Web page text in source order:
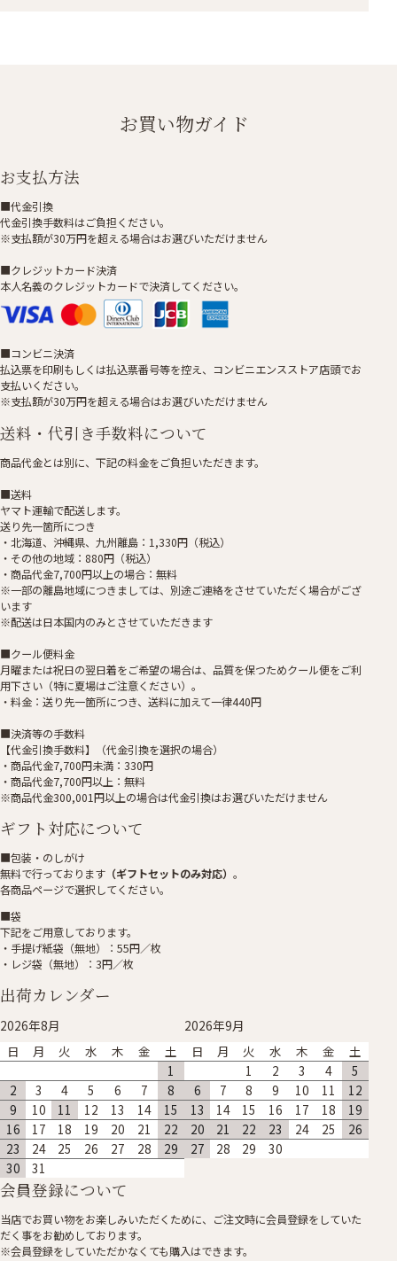
お買い物ガイド
お支払方法
■代金引換
代金引換手数料はご負担ください。
※支払額が30万円を超える場合はお選びいただけません
■クレジットカード決済
本人名義のクレジットカードで決済してください。
■コンビニ決済
払込票を印刷もしくは払込票番号等を控え、コンビニエンスストア店頭でお
支払いください。
※支払額が30万円を超える場合はお選びいただけません
送料・代引き手数料について
商品代金とは別に、下記の料金をご負担いただきます。
■送料
ヤマト運輸で配送します。
送り先一箇所につき
・北海道、沖縄県、九州離島：1,330円（税込）
・その他の地域：880円（税込）
・商品代金7,700円以上の場合：無料
※一部の離島地域につきましては、別途ご連絡をさせていただく場合がござ
います
※配送は日本国内のみとさせていただきます
■クール便料金
月曜または祝日の翌日着をご希望の場合は、品質を保つためクール便をご利
用下さい（特に夏場はご注意ください）。
・料金：送り先一箇所につき、送料に加えて一律440円
■決済等の手数料
【代金引換手数料】（代金引換を選択の場合）
・商品代金7,700円未満：330円
・商品代金7,700円以上：無料
※商品代金300,001円以上の場合は代金引換はお選びいただけません
ギフト対応について
■包装・のしがけ
無料で行っております （ギフトセットのみ対応） 。
各商品ページで選択してください。
■袋
下記をご用意しております。
・手提げ紙袋（無地）：55円／枚
・レジ袋（無地）：3円／枚
出荷カレンダー
2026年8月
日
月 火 水 木 金
土
1
2
3 4 5 6 7
8
9
10 11 12 13 14
15
16
17 18 19 20 21
22
23
24 25 26 27 28
29
30
31
2026年9月
日
月 火 水 木 金
土
1
2 3 4
5
6
7 8 9 10 11
12
13
14 15 16 17 18
19
20
21 22 23 24 25
26
27
28 29 30
会員登録について
当店でお買い物をお楽しみいただくために、ご注文時に会員登録をしていた
だく事をお勧めしております。
※会員登録をしていただかなくても購入はできます。